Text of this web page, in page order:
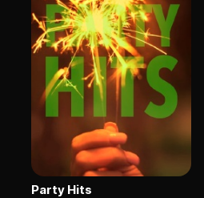
Party Hits